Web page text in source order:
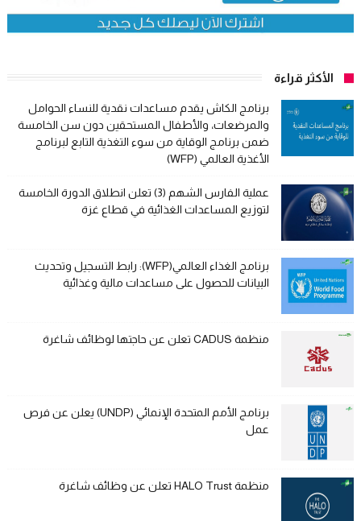
الأكثر قراءة
برنامج الكاش يقدم مساعدات نقدية للنساء الحوامل
والمرضعات، والأطفال المستحقين دون سن الخامسة
ضمن برنامج الوقاية من سوء التغذية التابع لبرنامج
الأغذية العالمي (WFP)
عملية الفارس الشهم (3) تعلن انطلاق الدورة الخامسة
لتوزيع المساعدات الغذائية في قطاع غزة
برنامج الغذاء العالمي(WFP): رابط التسجيل وتحديث
البيانات للحصول على مساعدات مالية وغذائية
منظمة CADUS تعلن عن حاجتها لوظائف شاغرة
برنامج الأمم المتحدة الإنمائي (UNDP) يعلن عن فرص
عمل
منظمة HALO Trust تعلن عن وظائف شاغرة